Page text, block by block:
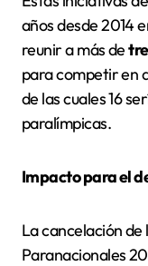
años desde 2014
reunir a más de
para competir en
de las cuales 16
paralímpicas.
Impacto para el
La cancelación de
Paranacionales